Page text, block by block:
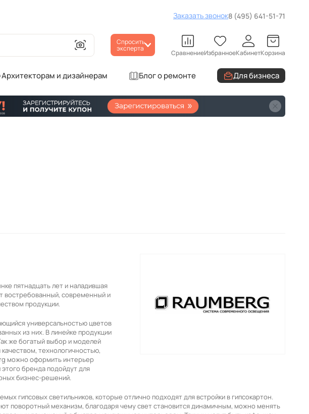
Заказать звонок8 (495) 641-51-71
Спросить
эксперта СравнениеИзбранноеКабинетКорзина
Архитекторам и дизайнерам Блог о ремонте Для бизнеса
пятнадцать лет и наладившая
востребованный, современный и
продукции.
универсальностью цветов
из них. В линейке продукции
же богатый выбор и моделей
технологичностью,
можно оформить интерьер
бренда подойдут для
бизнес-решений.
гипсовых светильников, которые отлично подходят для встройки в гипсокартон.
поворотный механизм, благодаря чему свет становится динамичным, можно менять